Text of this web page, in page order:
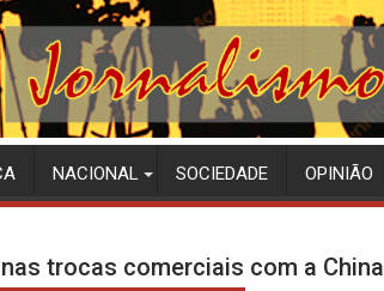
NACIONAL SOCIEDADE OPINIÃO
trocas comerciais com a China